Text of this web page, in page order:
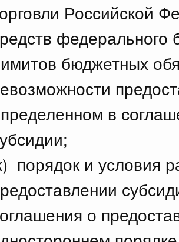
Российской
бюджетных
в
порядок и условия
о